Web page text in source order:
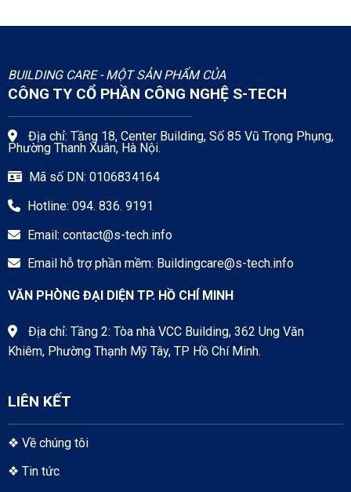
BUILDING CARE - MỘT SẢN PHẨM CỦA
CÔNG TY CỔ PHẦN CÔNG NGHỆ S-TECH
Địa chỉ: Tầng 18, Center Building, Số 85 Vũ Trọng Phụng,
Phường Thanh Xuân, Hà Nội.
Mã số DN: 0106834164
Hotline: 094. 836. 9191
Email: contact@s-tech.info
Email hỗ trợ phần mềm: Buildingcare@s-tech.info
VĂN PHÒNG ĐẠI DIỆN TP. HỒ CHÍ MINH
Địa chỉ: Tầng 2: Tòa nhà VCC Building, 362 Ung Văn
Khiêm, Phường Thạnh Mỹ Tây, TP Hồ Chí Minh.
LIÊN KẾT
❖ Về chúng tôi
❖ Tin tức